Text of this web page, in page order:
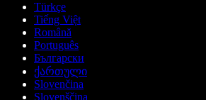
Türkçe
Tiếng Việt
Română
Português
Български
ქართული
Slovenčina
Slovenščina